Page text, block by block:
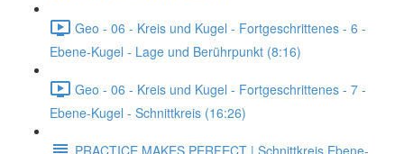
Geo - 06 - Kreis und Kugel - Fortgeschrittenes - 6 -
Ebene-Kugel - Lage und Berührpunkt (8:16)
Geo - 06 - Kreis und Kugel - Fortgeschrittenes - 7 -
Ebene-Kugel - Schnittkreis (16:26)
PRACTICE MAKES PERFECT | Schnittkreis Ebene-